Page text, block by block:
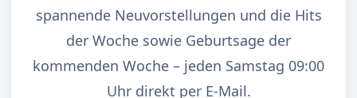
spannende Neuvorstellungen und die Hits
der Woche sowie Geburtsage der
kommenden Woche – jeden Samstag 09:00
Uhr direkt per E-Mail.